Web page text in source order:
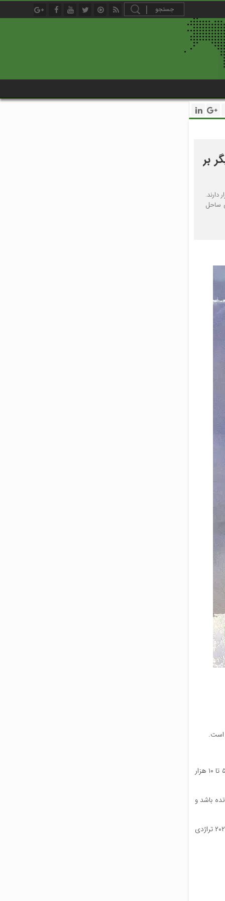
بر
دارند.
ساحل
است.
تخمین زده میشود تنها ۷۰ هزار فک در دریاچه خزر زندگی کنند، با این همه اکنون صید و کشتار فک ها در روسیه مجاز و قانونی است و سالانه سالانه ۵ تا ۱۰ هزار
دهد از آن ها کمتر از ۷۰ هزار عدد باقی مانده باشد و
مدتهاست که فک های خزری در شرایطی مرموز به طور دسته جمعی می میرند. در نوامبر ۲۰۲۲ تعداد ۱۷۰ فک مرده در سواحل خزر پیدا شد، در سال ۲۰۲۳ تراژدی